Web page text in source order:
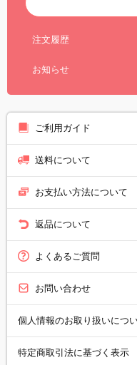
注文履歴
お知らせ
ご利用ガイド
送料について
お支払い方法について
返品について
よくあるご質問
お問い合わせ
個人情報のお取り扱いにつ
特定商取引法に基づく表示